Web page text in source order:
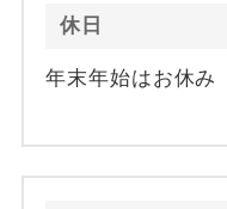
休日
年末年始はお休み